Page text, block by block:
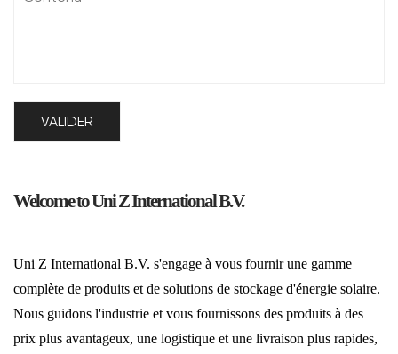
Welcome to Uni Z International B.V.
Uni Z International B.V. s'engage à vous fournir une gamme
complète de produits et de solutions de stockage d'énergie solaire.
Nous guidons l'industrie et vous fournissons des produits à des
prix plus avantageux, une logistique et une livraison plus rapides,